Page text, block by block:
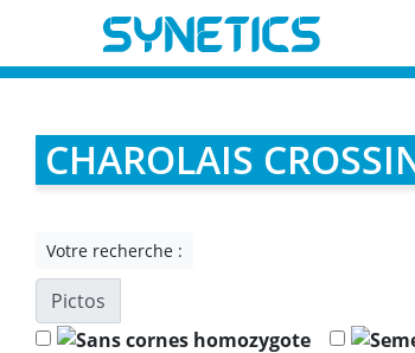
CHAROLAIS
Votre recherche :
Pictos